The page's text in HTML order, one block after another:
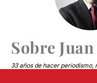
Sobre
33 años de hacer